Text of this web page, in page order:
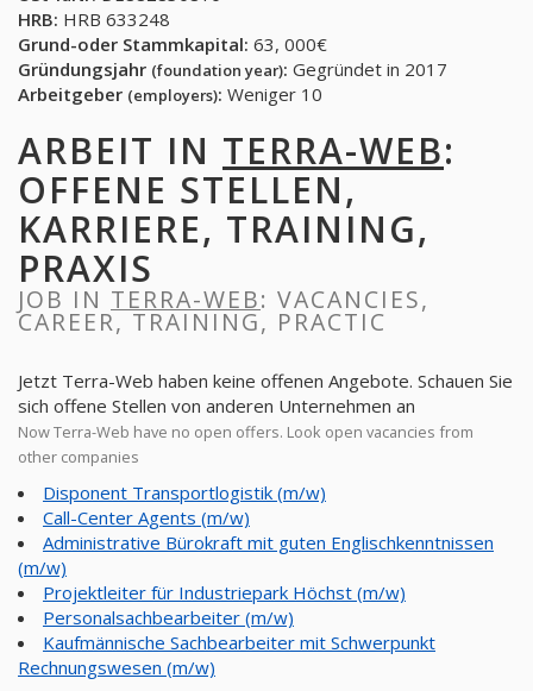
HRB: HRB 633248
Grund-oder Stammkapital: 63, 000€
Gründungsjahr (foundation year): Gegründet in 2017
Arbeitgeber (employers): Weniger 10
ARBEIT IN TERRA-WEB:
OFFENE STELLEN,
KARRIERE, TRAINING,
PRAXIS
JOB IN TERRA-WEB: VACANCIES,
CAREER, TRAINING, PRACTIC
Jetzt Terra-Web haben keine offenen Angebote. Schauen Sie
sich offene Stellen von anderen Unternehmen an
Now Terra-Web have no open offers. Look open vacancies from
other companies
Disponent Transportlogistik (m/w)
Call-Center Agents (m/w)
Administrative Bürokraft mit guten Englischkenntnissen
(m/w)
Projektleiter für Industriepark Höchst (m/w)
Personalsachbearbeiter (m/w)
Kaufmännische Sachbearbeiter mit Schwerpunkt
Rechnungswesen (m/w)